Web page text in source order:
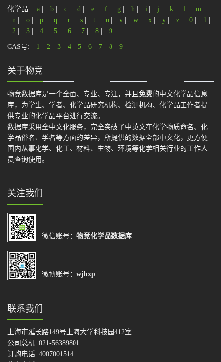
化学品: a b c d e f g h i j k l m
n
o p q r s t u v w x y z 0 1
2
3 4 5 6 7 8 9
CAS号: 1 2 3 4 5 6 7 8 9
关于物竞
物竞数据库是一个全面、专业、专注，并且 免费的中文化学品信息
库，为学生、学者、化学品研究机构、检测机构、化学品工作者提
供专业的化学品平台进行交流。
数据库采用全中文化服务，完全突破了中英文在化学物质命名、化
学品俗名、学名等方面的差异，所提供的数据全部中文化，更方便
国内从事化学、化工、材料、生物、环境等化学相关行业的工作人
员查询使用。
关注我们
微信账号： 物竞化学品数据库
微博账号： wjhxp
联系我们
上海市延长路149号上海大学科技园412室
公司总机: 021-56389801
订购电话: 4007001514